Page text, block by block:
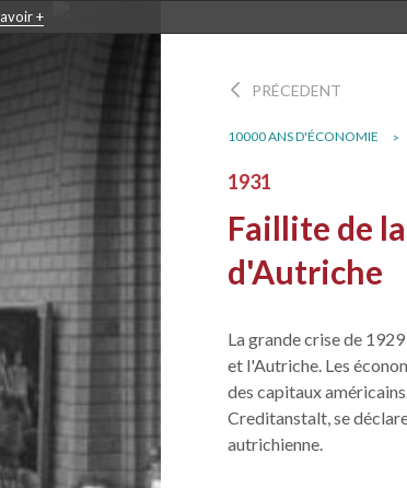
PRÉCEDENT
10000 ANS D'ÉCONOMIE
1931
Faillite de
d'Autriche
La grande crise de
et l'Autriche. Les
des capitaux
Creditanstalt, se
autrichienne.
+